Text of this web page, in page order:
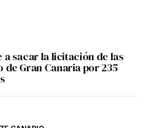
a sacar la licitación de las
de Gran Canaria por 235